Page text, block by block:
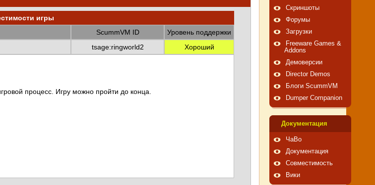
игры
ScummVM ID
Уровень поддержки
tsage:ringworld2 Хороший
процесс. Игру можно пройти до конца.
Скриншоты
Форумы
Загрузки
Freeware Games &
Addons
Демоверсии
Director Demos
Блоги ScummVM
Dumper Companion
Документация
ЧаВо
Документация
Совместимость
Вики